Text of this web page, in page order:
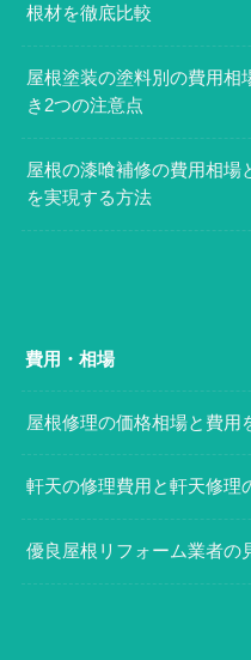
根材を徹底比較
屋根塗装の塗料別の費用相
き2つの注意点
屋根の漆喰補修の費用相場
を実現する方法
費用・相場
屋根修理の価格相場と費用
軒天の修理費用と軒天修理
優良屋根リフォーム業者の